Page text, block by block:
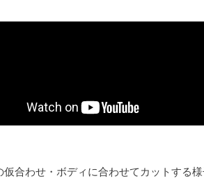
仮合わせ・ボディに合わせてカットする様